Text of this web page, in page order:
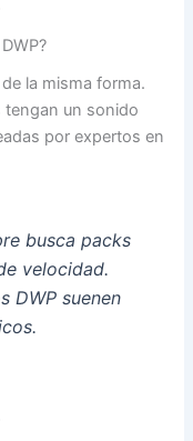
la misma forma.
tengan un sonido
por expertos en
busca packs
velocidad.
DWP suenen